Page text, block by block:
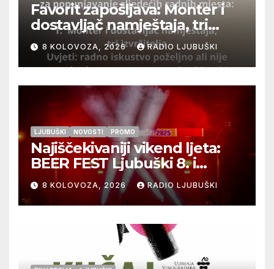
Favorit zapošljava: Monter i
dostavljač namještaja, tri
izvršitelja
8 KOLOVOZA, 2026 RADIO LJUBUŠKI
LJUBUŠKI NOVOSTI PROMO
Najiščekivaniji vikend ljeta:
BEER FEST Ljubuški 8. i
9.kolovoza
8 KOLOVOZA, 2026 RADIO LJUBUŠKI